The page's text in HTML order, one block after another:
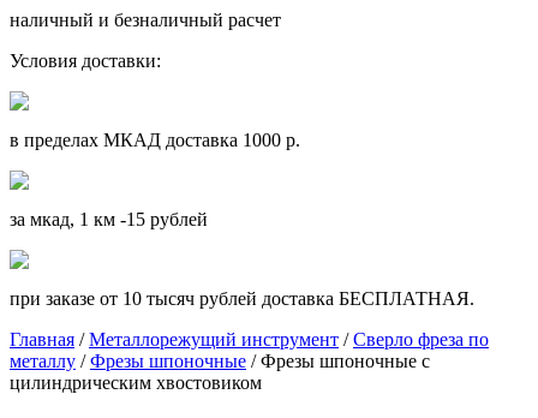
наличный и безналичный расчет
Условия доставки:
в пределах МКАД доставка 1000 р.
за мкад, 1 км -15 рублей
при заказе от 10 тысяч рублей доставка БЕСПЛАТНАЯ.
Главная /Металлорежущий инструмент /Сверло фреза по
металлу /Фрезы шпоночные / Фрезы шпоночные с
цилиндрическим хвостовиком